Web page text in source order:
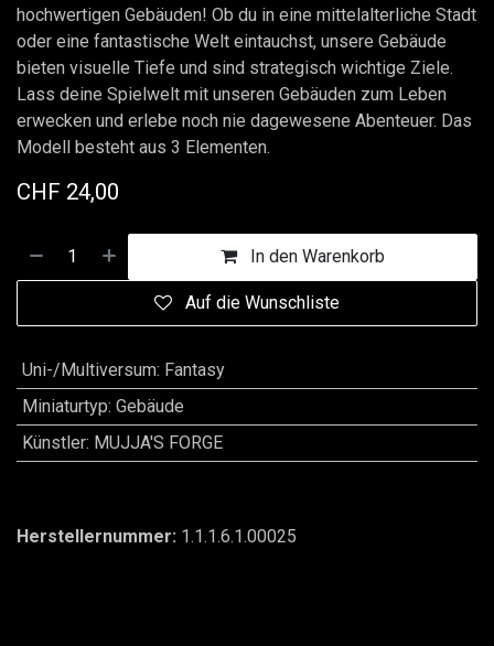
hochwertigen Gebäuden! Ob du in eine mittelalterliche Stadt
oder eine fantastische Welt eintauchst, unsere Gebäude
bieten visuelle Tiefe und sind strategisch wichtige Ziele.
Lass deine Spielwelt mit unseren Gebäuden zum Leben
erwecken und erlebe noch nie dagewesene Abenteuer. Das
Modell besteht aus 3 Elementen.
CHF 24,00
In den Warenkorb
Auf die Wunschliste
Uni-/Multiversum: Fantasy
Miniaturtyp: Gebäude
Künstler: MUJJA'S FORGE
Herstellernummer: 1.1.1.6.1.00025